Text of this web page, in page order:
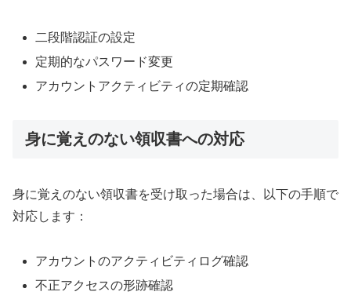
二段階認証の設定
定期的なパスワード変更
アカウントアクティビティの定期確認
身に覚えのない領収書への対応
身に覚えのない領収書を受け取った場合は、以下の手順で
対応します：
アカウントのアクティビティログ確認
不正アクセスの形跡確認